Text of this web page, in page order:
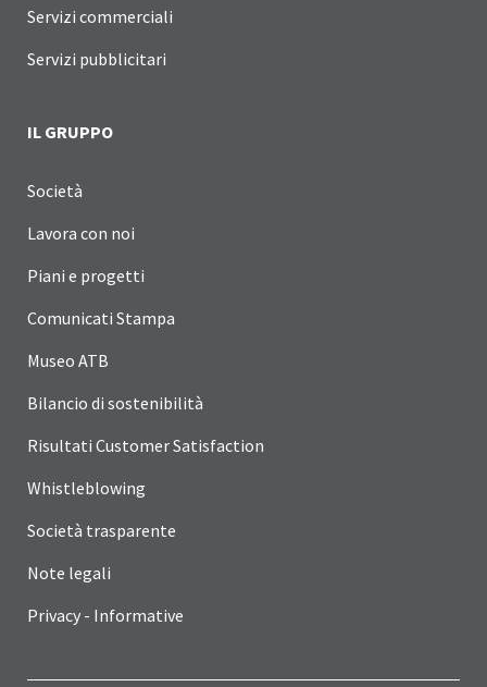
Servizi commerciali
Servizi pubblicitari
IL GRUPPO
Società
Lavora con noi
Piani e progetti
Comunicati Stampa
Museo ATB
Bilancio di sostenibilità
Risultati Customer Satisfaction
Whistleblowing
Società trasparente
Note legali
Privacy - Informative